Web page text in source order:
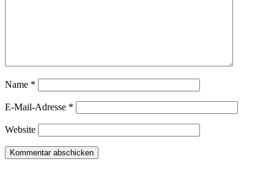
Name *
E-Mail-Adresse *
Website